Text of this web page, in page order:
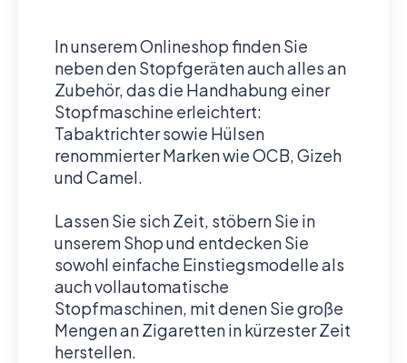
In unserem Onlineshop finden Sie
neben den Stopfgeräten auch alles an
Zubehör, das die Handhabung einer
Stopfmaschine erleichtert:
Tabaktrichter sowie Hülsen
renommierter Marken wie OCB, Gizeh
und Camel.
Lassen Sie sich Zeit, stöbern Sie in
unserem Shop und entdecken Sie
sowohl einfache Einstiegsmodelle als
auch vollautomatische
Stopfmaschinen, mit denen Sie große
Mengen an Zigaretten in kürzester Zeit
herstellen.